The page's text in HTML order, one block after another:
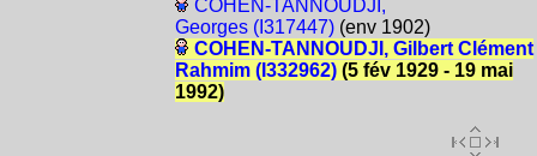
COHEN-TANNOUDJI,
Georges (I317447)(env 1902)
COHEN-TANNOUDJI, Gilbert Clément
Rahmim (I332962)(5 fév 1929 - 19 mai
1992)